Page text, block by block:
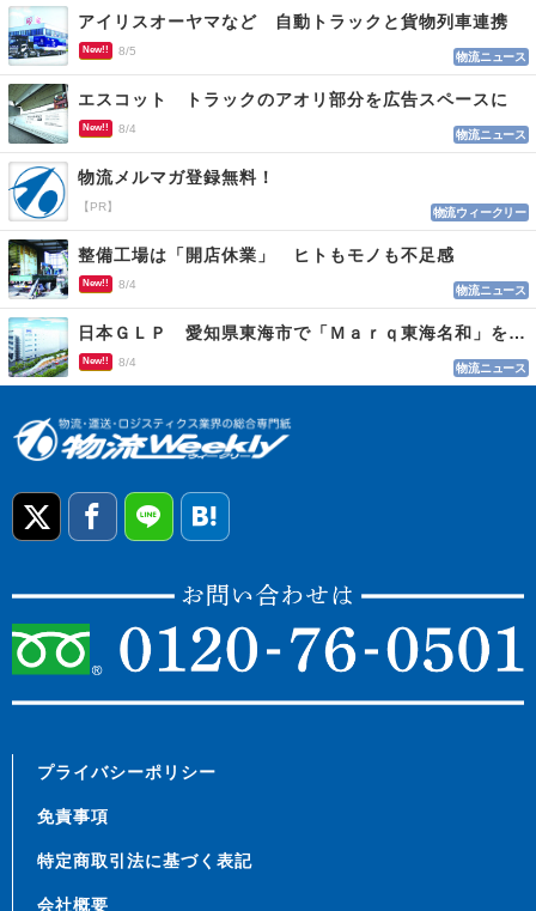
アイリスオーヤマなど 自動トラックと貨物列車連携
New!! 8/5 物流ニュース
エスコット トラックのアオリ部分を広告スペースに
New!! 8/4 物流ニュース
物流メルマガ登録無料！
【PR】 物流ウィークリー
整備工場は「開店休業」 ヒトもモノも不足感
New!! 8/4 物流ニュース
日本ＧＬＰ 愛知県東海市で「Ｍａｒｑ東海名和」を開発
New!! 8/4 物流ニュース
プライバシーポリシー
免責事項
特定商取引法に基づく表記
会社概要